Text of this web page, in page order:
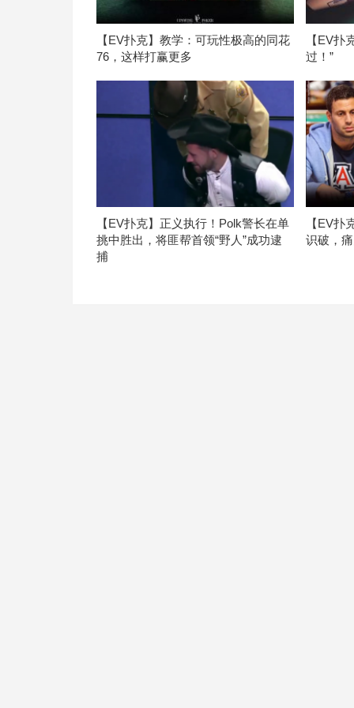
【EV扑克】教学：可玩性极高的同花
76，这样打赢更多
【EV扑
过！”
【EV扑克】正义执行！Polk警长在单
挑中胜出，将匪帮首领“野人”成功逮
捕
【EV扑
识破，